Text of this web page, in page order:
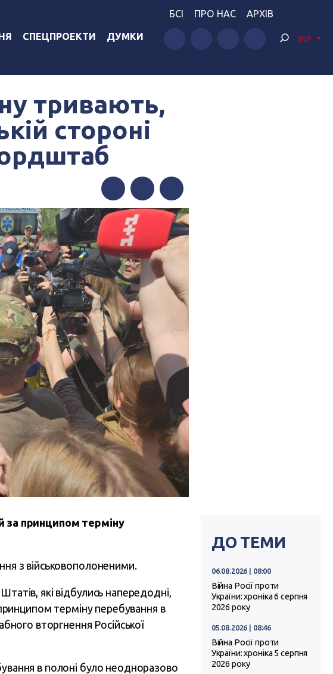
СПЕЦПРОЕКТИ ДУМКИ
БСІ ПРО НАС АРХІВ
УКР
тривають,
стороні
FacebookTwitterTelegram
за принципом терміну
з військовополоненими.
які відбулись напередодні,
терміну перебування в
вторгнення Російської
в полоні було неодноразово
ДО ТЕМИ
06.08.2026 | 08:00
Війна Росії проти
України: хроніка 6 серпня
2026 року
05.08.2026 | 08:46
Війна Росії проти
України: хроніка 5 серпня
2026 року